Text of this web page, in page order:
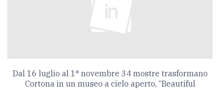
Dal 16 luglio al 1° novembre 34 mostre trasformano
Cortona in un museo a cielo aperto, “Beautiful